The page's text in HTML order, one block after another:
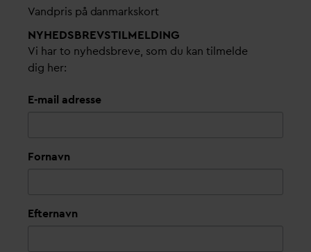
Vandpris på danmarkskort
NYHEDSBREVS­TILMELDING
Vi har to nyhedsbreve, som du kan tilmelde
dig her:
E-mail adresse
Fornavn
Efternavn